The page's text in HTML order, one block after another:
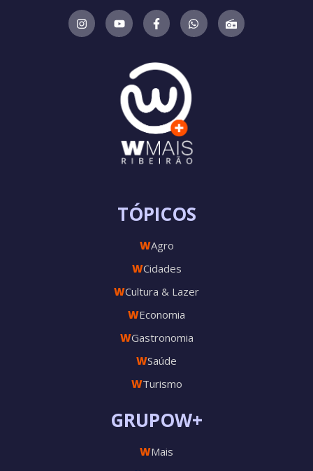
GRUPOW+
WMais
TÓPICOS
WAgro
WCidades
WCultura & Lazer
WEconomia
WGastronomia
WSaúde
WTurismo